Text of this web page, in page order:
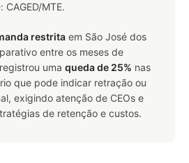
CAGED/MTE.
restrita em São José dos
entre os meses de
uma queda de 25% nas
que pode indicar retração ou
exigindo atenção de CEOs e
de retenção e custos.